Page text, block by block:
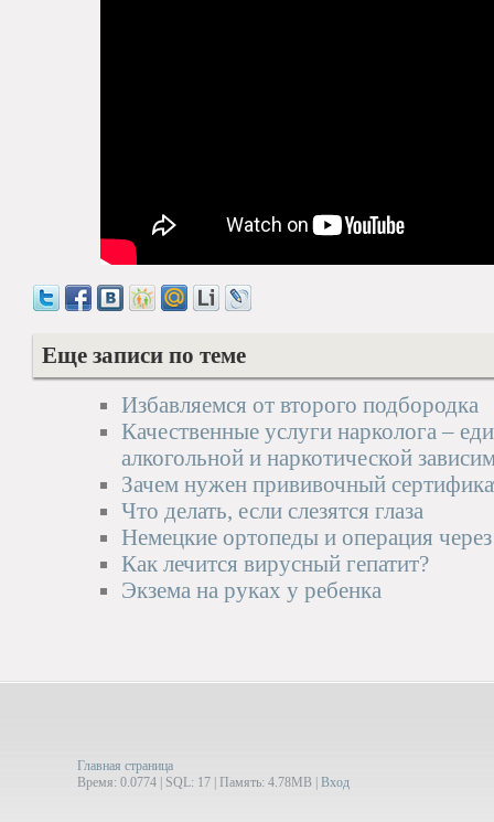
Еще записи по теме
Избавляемся от второго подбородка
Качественные услуги нарколога –
алкогольной и наркотической
Зачем нужен прививочный
Что делать, если слезятся глаза
Немецкие ортопеды и операция
Как лечится вирусный гепатит?
Экзема на руках у ребенка
Главная страница
Время: 0.0774 | SQL: 17 | Память: 4.78MB Вход